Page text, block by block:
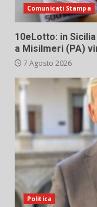
Comunicati Stampa
10eLotto: in
a Misilmeri (PA)
7 Agosto 2026
Politica